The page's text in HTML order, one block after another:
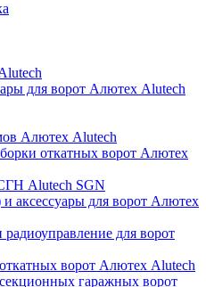
для ворот Алютех Alutech
Алютех Alutech
откатных ворот Алютех
Alutech SGN
аксессуары для ворот Алютех
для ворот
ворот Алютех Alutech
гаражных ворот